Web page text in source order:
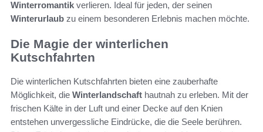
Winterromantik verlieren. Ideal für jeden, der seinen
Winterurlaub zu einem besonderen Erlebnis machen möchte.
Die Magie der winterlichen
Kutschfahrten
Die winterlichen Kutschfahrten bieten eine zauberhafte
Möglichkeit, die Winterlandschaft hautnah zu erleben. Mit der
frischen Kälte in der Luft und einer Decke auf den Knien
entstehen unvergessliche Eindrücke, die die Seele berühren.